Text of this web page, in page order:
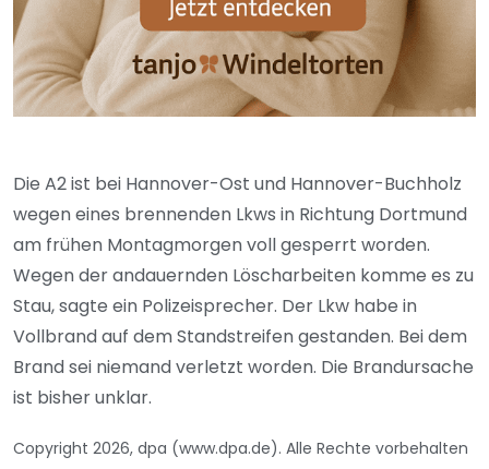
Die A2 ist bei Hannover-Ost und Hannover-Buchholz
wegen eines brennenden Lkws in Richtung Dortmund
am frühen Montagmorgen voll gesperrt worden.
Wegen der andauernden Löscharbeiten komme es zu
Stau, sagte ein Polizeisprecher. Der Lkw habe in
Vollbrand auf dem Standstreifen gestanden. Bei dem
Brand sei niemand verletzt worden. Die Brandursache
ist bisher unklar.
Copyright 2026, dpa (www.dpa.de). Alle Rechte vorbehalten